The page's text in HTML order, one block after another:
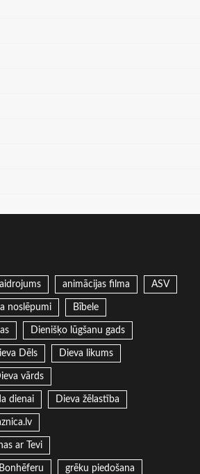
animācijas filma ASV
noslēpumi Bībele
Dienišķo lūgšanu gads
Dēls Dieva likums
vārds
dienai Dieva žēlastība
ar Tevi
grēku piedošana